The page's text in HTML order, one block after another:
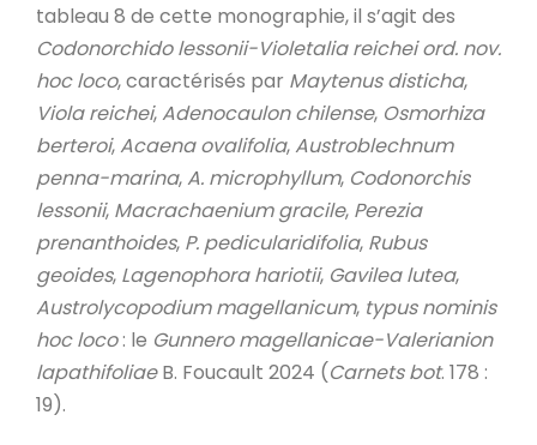
tableau 8 de cette monographie, il s’agit des
Codonorchido lessonii-Violetalia reichei ord. nov.
hoc loco, caractérisés par Maytenus disticha,
Viola reichei,Adenocaulon chilense, Osmorhiza
berteroi,Acaena ovalifolia,Austroblechnum
penna-marina,A. microphyllum, Codonorchis
lessonii, Macrachaenium gracile, Perezia
prenanthoides, P. pedicularidifolia, Rubus
geoides, Lagenophora hariotii, Gavilea lutea,
Austrolycopodium magellanicum, typus nominis
hoc loco: le Gunnero magellanicae-Valerianion
lapathifoliaeB. Foucault 2024 (Carnets bot. 178 :
19).